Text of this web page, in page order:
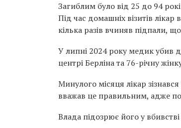
Загиблим було від 25 до 94
Під час домашніх візитів лікар
кілька разів вчиняв підпали,
У липні 2024 року медик убив
центрі Берліна та 76-річну
Минулого місяця лікар
вважав це правильним, адже
Влада підозрює його у